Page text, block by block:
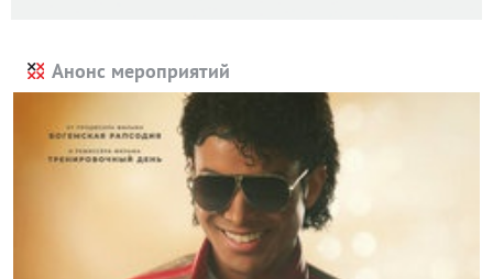
Анонс мероприятий